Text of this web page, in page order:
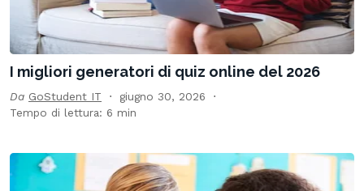
I migliori generatori di quiz online del 2026
Da GoStudent IT
giugno 30, 2026
Tempo di lettura: 6 min